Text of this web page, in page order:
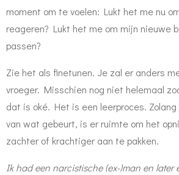
moment om te voelen: Lukt het me nu
reageren? Lukt het me om mijn nieuwe
passen?
Zie het als finetunen. Je zal er anders
vroeger. Misschien nog niet helemaal
dat is oké. Het is een leerproces.
van wat gebeurt, is er ruimte om het
zachter of krachtiger aan te pakken.
Ik had een narcistische (ex-)man en later